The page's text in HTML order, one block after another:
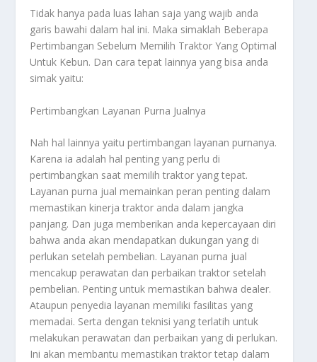
Tidak hanya pada luas lahan saja yang wajib anda
garis bawahi dalam hal ini. Maka simaklah Beberapa
Pertimbangan Sebelum Memilih Traktor Yang Optimal
Untuk Kebun. Dan cara tepat lainnya yang bisa anda
simak yaitu:
Pertimbangkan Layanan Purna Jualnya
Nah hal lainnya yaitu pertimbangan layanan purnanya.
Karena ia adalah hal penting yang perlu di
pertimbangkan saat memilih traktor yang tepat.
Layanan purna jual memainkan peran penting dalam
memastikan kinerja traktor anda dalam jangka
panjang. Dan juga memberikan anda kepercayaan diri
bahwa anda akan mendapatkan dukungan yang di
perlukan setelah pembelian. Layanan purna jual
mencakup perawatan dan perbaikan traktor setelah
pembelian. Penting untuk memastikan bahwa dealer.
Ataupun penyedia layanan memiliki fasilitas yang
memadai. Serta dengan teknisi yang terlatih untuk
melakukan perawatan dan perbaikan yang di perlukan.
Ini akan membantu memastikan traktor tetap dalam